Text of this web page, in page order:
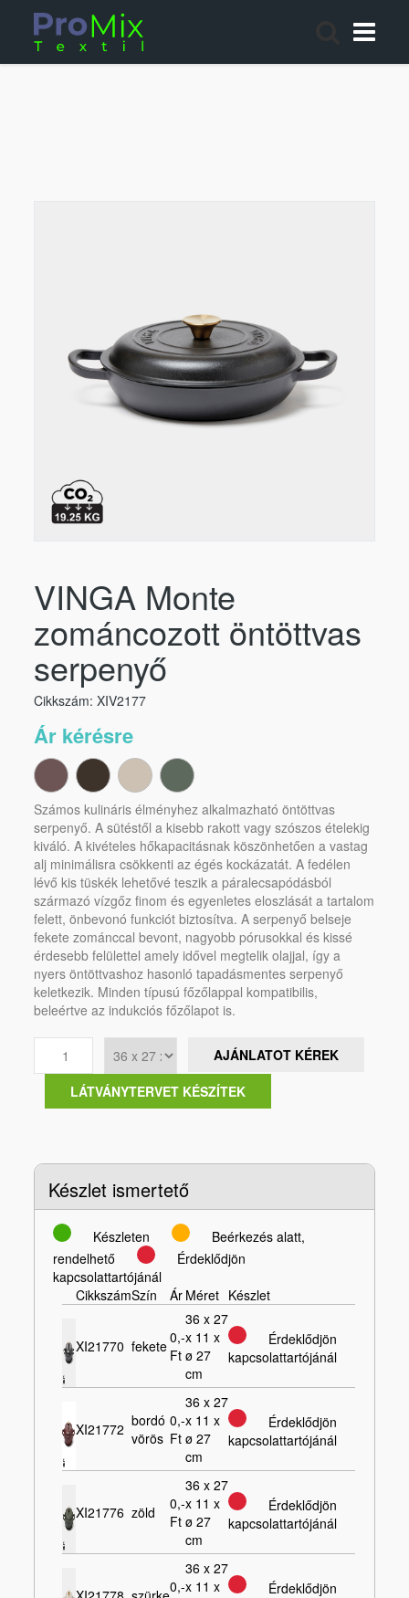
VINGA Monte
zománcozott öntöttvas
serpenyő
Cikkszám: XIV2177
Ár kérésre
Számos kulináris élményhez alkalmazható öntöttvas
serpenyő. A sütéstől a kisebb rakott vagy szószos ételekig
kiváló. A kivételes hőkapacitásnak köszönhetően a vastag
alj minimálisra csökkenti az égés kockázatát. A fedélen
lévő kis tüskék lehetővé teszik a páralecsapódásból
származó vízgőz finom és egyenletes eloszlását a tartalom
felett, önbevonó funkciót biztosítva. A serpenyő belseje
fekete zománccal bevont, nagyobb pórusokkal és kissé
érdesebb felülettel amely idővel megtelik olajjal, így a
nyers öntöttvashoz hasonló tapadásmentes serpenyő
keletkezik. Minden típusú főzőlappal kompatibilis,
beleértve az indukciós főzőlapot is.
AJÁNLATOT KÉREK
LÁTVÁNYTERVET KÉSZÍTEK
Készlet ismertető
Készleten
Beérkezés alatt,
rendelhető
Érdeklődjön
kapcsolattartójánál
CikkszámSzín Ár Méret Készlet
XI21770 fekete0,-
Ft
36 x 27
x 11 x
ø 27
cm
Érdeklődjön
kapcsolattartójánál
XI21772 bordó
vörös
0,-
Ft
36 x 27
x 11 x
ø 27
cm
Érdeklődjön
kapcsolattartójánál
XI21776 zöld
0,-
Ft
36 x 27
x 11 x
ø 27
cm
Érdeklődjön
kapcsolattartójánál
0,-
36 x 27
x 11 x
Érdeklődjön